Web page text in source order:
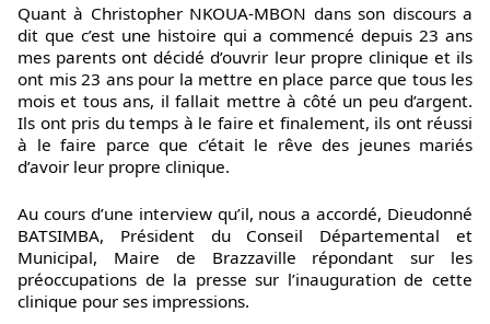
Quant à Christopher NKOUA-MBON dans son discours a
dit que c’est une histoire qui a commencé depuis 23 ans
mes parents ont décidé d’ouvrir leur propre clinique et ils
ont mis 23 ans pour la mettre en place parce que tous les
mois et tous ans, il fallait mettre à côté un peu d’argent.
Ils ont pris du temps à le faire et finalement, ils ont réussi
à le faire parce que c’était le rêve des jeunes mariés
d’avoir leur propre clinique.
Au cours d’une interview qu’il, nous a accordé, Dieudonné
BATSIMBA, Président du Conseil Départemental et
Municipal, Maire de Brazzaville répondant sur les
préoccupations de la presse sur l’inauguration de cette
clinique pour ses impressions.